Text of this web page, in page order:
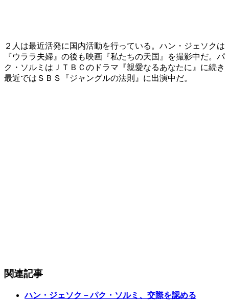
２人は最近活発に国内活動を行っている。ハン・ジェソクは
『ウララ夫婦』の後も映画『私たちの天国』を撮影中だ。パ
ク・ソルミはＪＴＢＣのドラマ『親愛なるあなたに』に続き
最近ではＳＢＳ『ジャングルの法則』に出演中だ。
関連記事
ハン・ジェソク－パク・ソルミ、交際を認める